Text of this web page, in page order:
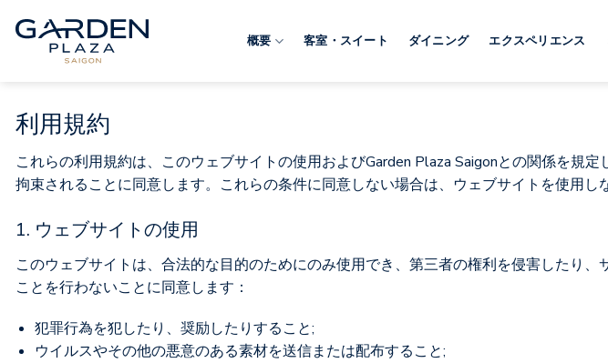
content
概要 客室・スイート ダイニング エクスペリエンス
利用規約
これらの利用規約は、このウェブサイトの使用およびGarden Plaza Saigonとの関係を規
拘束されることに同意します。これらの条件に同意しない場合は、ウェブサイトを使用し
1. ウェブサイトの使用
このウェブサイトは、合法的な目的のためにのみ使用でき、第三者の権利を侵害したり
ことを行わないことに同意します：
犯罪行為を犯したり、奨励したりすること;
ウイルスやその他の悪意のある素材を送信または配布すること;